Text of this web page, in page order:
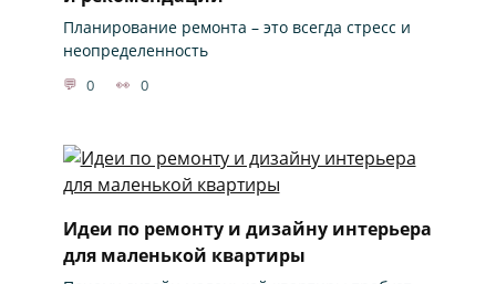
Планирование ремонта – это всегда стресс и
неопределенность
0 0
Идеи по ремонту и дизайну интерьера
для маленькой квартиры